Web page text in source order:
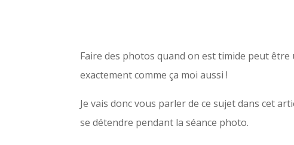
Faire des photos quand on est timide peut
exactement comme ça moi aussi !
Je vais donc vous parler de ce sujet dans cet
se détendre pendant la séance photo.